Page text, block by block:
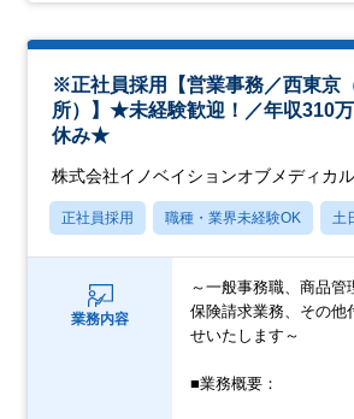
※正社員採用【営業事務／西東京
所）】★未経験歓迎！／年収310
休み★
株式会社イノベイションオブメディカ
正社員採用 職種・業界未経験OK 土
業務内容
～一般事務職、商品管
保険請求業務、その他
せいたします～
■業務概要：